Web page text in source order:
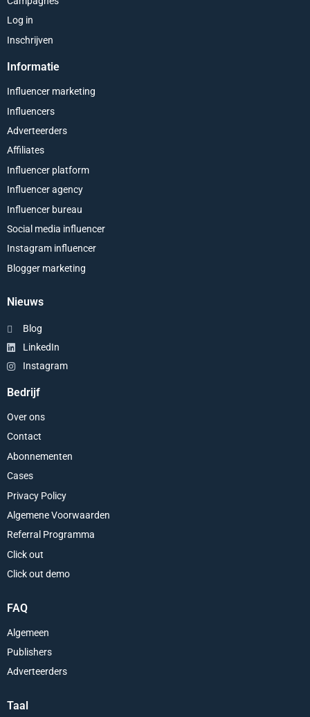
Log in
Inschrijven
Informatie
Influencer marketing
Influencers
Adverteerders
Affiliates
Influencer platform
Influencer agency
Influencer bureau
Social media influencer
Instagram influencer
Blogger marketing
Nieuws
Blog
LinkedIn
Instagram
Bedrijf
Over ons
Contact
Abonnementen
Cases
Privacy Policy
Algemene Voorwaarden
Referral Programma
Click out
Click out demo
FAQ
Algemeen
Publishers
Adverteerders
Taal